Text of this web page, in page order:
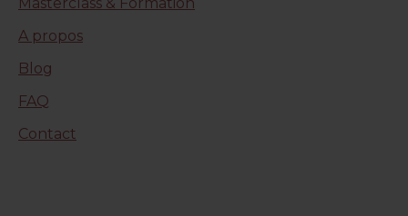
A propos
Blog
FAQ
Contact